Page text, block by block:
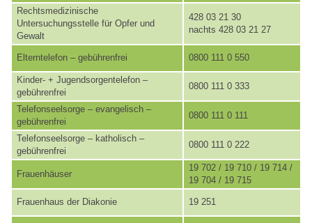
Rechtsmedizinische
Untersuchungsstelle für Opfer und
Gewalt
428 03 21 30
nachts 428 03 21 27
Elterntelefon – gebührenfrei 0800 111 0 550
Kinder- + Jugendsorgentelefon –
gebührenfrei
0800 111 0 333
Telefonseelsorge – evangelisch –
gebührenfrei
0800 111 0 111
Telefonseelsorge – katholisch –
gebührenfrei
0800 111 0 222
Frauenhäuser
19 702 / 19 710 / 19 714 /
19 704 / 19 715
Frauenhaus der Diakonie 19 251